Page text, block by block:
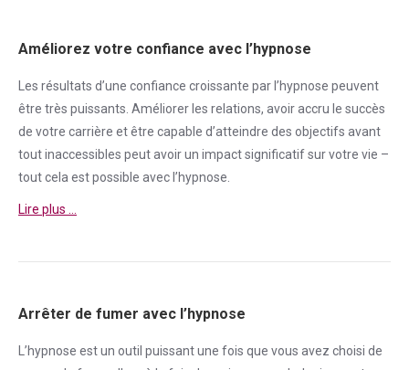
Améliorez votre confiance avec l’hypnose
Les résultats d’une confiance croissante par l’hypnose peuvent
être très puissants. Améliorer les relations, avoir accru le succès
de votre carrière et être capable d’atteindre des objectifs avant
tout inaccessibles peut avoir un impact significatif sur votre vie –
tout cela est possible avec l’hypnose.
Lire plus …
Arrêter de fumer avec l’hypnose
L’hypnose est un outil puissant une fois que vous avez choisi de